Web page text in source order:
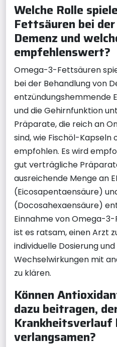
Welche Rolle
Fettsäuren bei
Demenz und
empfehlenswert?
Omega-3-Fettsäuren
bei der Behandlung von
entzündungshemmende
und die Gehirnfunktion
Präparate, die reich an
sind, wie Fischöl-
empfohlen. Es wird
gut verträgliche
ausreichende Menge an
(Eicosapentaensäure)
(Docosahexaensäure)
Einnahme von Omega-
ist es ratsam, einen Arzt
individuelle Dosierung
Wechselwirkungen mit
zu klären.
Können
dazu beitragen,
Krankheitsverlauf
verlangsamen?